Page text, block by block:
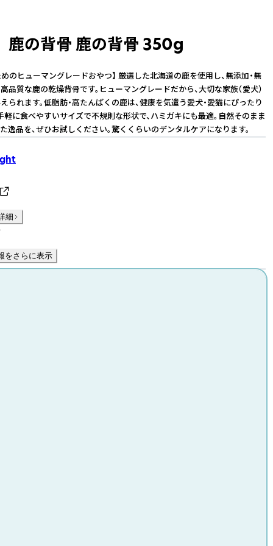
の背骨 鹿の背骨 350g
めのヒューマングレードおやつ】 厳選した北海道の鹿を使用し、無添加・無
品質な鹿の乾燥背骨です。ヒューマングレードだから、大切な家族（愛犬）
られます。低脂肪・高たんぱくの鹿は、健康を気遣う愛犬・愛猫にぴったり
軽に食べやすいサイズで不規則な形状で、ハミガキにも最適。自然そのまま
逸品を、ぜひお試しください。驚くくらいのデンタルケアになります。
細
をさらに表示